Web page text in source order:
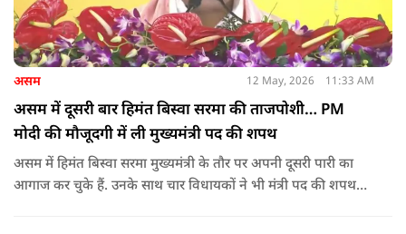
असम 12 May, 2026 11:33 AM
असम में दूसरी बार हिमंत बिस्वा सरमा की ताजपोशी… PM
मोदी की मौजूदगी में ली मुख्यमंत्री पद की शपथ
असम में हिमंत बिस्वा सरमा मुख्यमंत्री के तौर पर अपनी दूसरी पारी का
आगाज कर चुके हैं. उनके साथ चार विधायकों ने भी मंत्री पद की शपथ